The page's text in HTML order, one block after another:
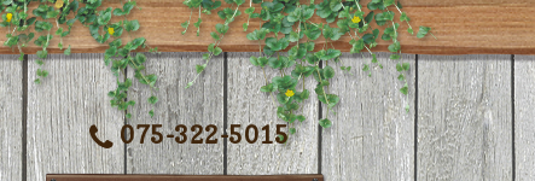
075-322-5015